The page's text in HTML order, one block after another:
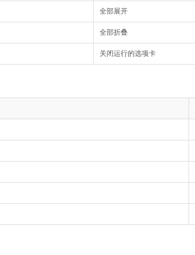
全部展开
全部折叠
关闭运行的选项卡